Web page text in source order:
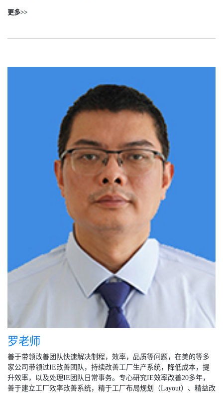
更多>>
罗老师
善于带领改善团队快速解决制程，效率，品质等问题，在美的等多
家公司带领过IE改善团队，持续改善工厂生产系统，降低成本，提
升效率，以及处理IE团队日常事务。专心研究IE效率改善20多年，
善于建立工厂效率改善系统，精于工厂布局规划（Layout）、精益改